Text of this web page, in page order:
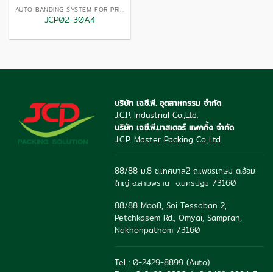
AUTO BANDING SYSTEM FOR PRINTING
JCP02-30A4
บริษัท เจ.ซี.พี. อุตสาหกรรม จำกัด
J.C.P. Industrial Co.,Ltd.
บริษัท เจ.ซี.พี.มาสเตอร์ แพคกิ้ง จำกัด
J.C.P. Master Packing Co.,Ltd.
88/88 ม.8 ซ.เทศบาล2 ถ.เพชรเกษม ต.อ้อม
ใหญ่ อ.สามพราน จ.นครปฐม 73160
88/88 Moo8, Soi Tessaban 2,
Petchkasem Rd., Omyai, Sampran,
Nakhonpathom 73160
Tel : 0-2429-8899 (Auto)